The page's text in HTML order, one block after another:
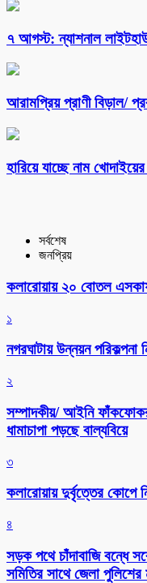
৭ আগস্ট: ন্যাশনাল
আরামপ্রিয় প্রাণী বিড়াল/
হারিয়ে যাচ্ছে নাম
সর্বশেষ
জনপ্রিয়
কলারোয়ায় ২০ বোতল
১
নগরঘাটায় উন্নয়ন পরিকল্পনা
২
সম্পাদকীয়/ আইনি
ধামাচাপা পড়ছে বাল্যবিয়ে
৩
কলারোয়ায় দুর্বৃত্তের কোপে
৪
সড়ক পথে চাঁদাবাজি বন্ধে
সমিতির সাথে জেলা পুলিশের